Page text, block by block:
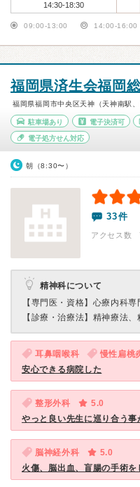
14:30-18:30
09:00-13:00 14:00-16:00
福岡県済生会福岡
福岡県福岡市中央区天神（天神南駅
駐車場あり 電子決済可
電子処方せん対応
朝（8:30〜）
33件
アクセス数
精神科について
【専門医・資格】 心療内科専
【診療・治療法】 精神療法、
耳鼻咽喉科 慢性扁桃
安心できる病院した
整形外科
5.0
やっと良い先生に巡り合う事
脳神経外科
5.0
火傷、脳出血、盲腸の手術を